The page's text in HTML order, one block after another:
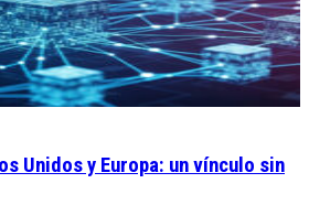
Unidos y Europa: un vínculo sin